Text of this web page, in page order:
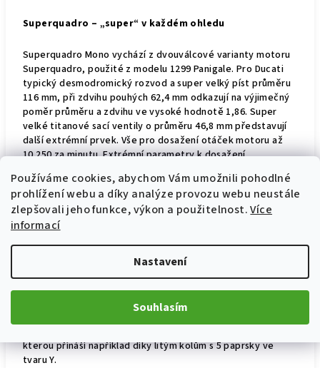
Používáme cookies, abychom Vám umožnili pohodlné
prohlížení webu a díky analýze provozu webu neustále
zlepšovali jeho funkce, výkon a použitelnost.Více
informací
Nastavení
Souhlasím
Superquadro – „super“ v každém ohledu
Superquadro Mono vychází z dvouválcové varianty motoru
Superquadro, použité zmodelu 1299 Panigale.Pro Ducati
typickýdesmodromický rozvod asuper velký píst průměru
116 mm,při zdvihu pouhých 62,4 mmodkazují na výjimečný
poměr průměru a zdvihu vevysoké hodnotě 1,86. Super
velké titanové sací ventily o průměru 46,8 mm představují
další extrémní prvek. Vše pro dosažení otáček motoru až
10.250 za minutu.Extrémní parametry k dosažení
Ostrý vzhled
Extrémně kompaktní přední LED světlomet je vybaven
denním svícením DRL s designem "dvojitého C", a dodává
tak modelu technologický a okamžitě rozpoznatelný
vzhled. Stejný profil charakterizuje zadní světlo. Brzdové
světlo pak disponuje funkcí Ducati Brake Light (DBL) pro
kterou přínáší například díky litým kolům s 5 paprsky ve
tvaru Y.